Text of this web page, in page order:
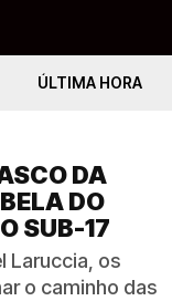
ÚLTIMA HORA
DA
DO
SUB-17
Laruccia, os
o caminho das